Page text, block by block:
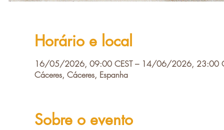
Horário e local
16/05/2026, 09:00 CEST – 14/06/2026, 23:00
Cáceres, Cáceres, Espanha
Sobre o evento